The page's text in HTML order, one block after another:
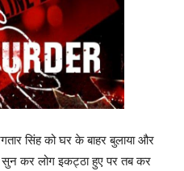
सिंह को घर के बाहर बुलाया और
कर लोग इकट्ठा हुए पर तब कर